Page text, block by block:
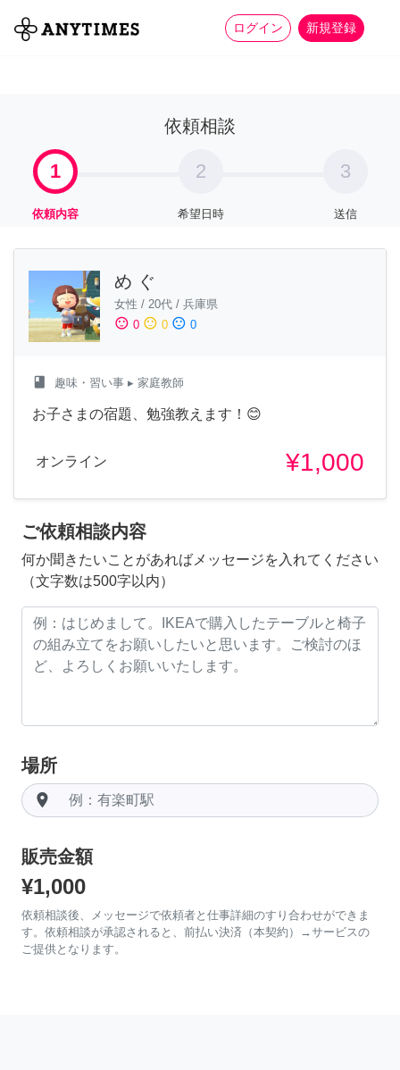
ログイン 新規登録
全て 家事 more_horiz
依頼相談
1
依頼内容
2
希望日時
3
送信
め ぐ
女性 / 20代 / 兵庫県
sentiment_satisfied 0 sentiment_neutral 0 sentiment_dissatisfied 0
class 趣味・習い事 ▸ 家庭教師
お子さまの宿題、勉強教えます！😊
オンライン ¥1,000
ご依頼相談内容
何か聞きたいことがあればメッセージを入れてください
（文字数は500字以内）
場所
room
販売金額
¥1,000
依頼相談後、メッセージで依頼者と仕事詳細のすり合わせができま
す。依頼相談が承認されると、前払い決済（本契約）→サービスの
ご提供となります。